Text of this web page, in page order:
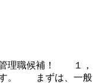
管理職候補！ １，
す。 まずは、一般